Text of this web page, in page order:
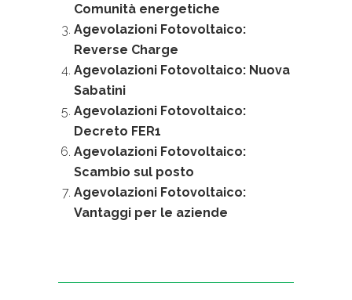
Comunità energetiche
Agevolazioni Fotovoltaico:
Reverse Charge
Agevolazioni Fotovoltaico: Nuova
Sabatini
Agevolazioni Fotovoltaico:
Decreto FER1
Agevolazioni Fotovoltaico:
Scambio sul posto
Agevolazioni Fotovoltaico:
Vantaggi per le aziende